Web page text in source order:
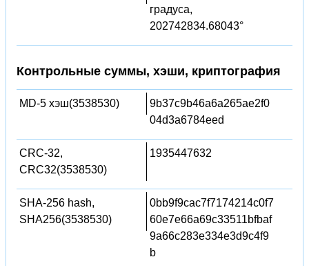
градуса,
202742834.68043°
Контрольные суммы, хэши, криптография
MD-5 хэш(3538530)
9b37c9b46a6a265ae2f0
04d3a6784eed
CRC-32,
CRC32(3538530)
1935447632
SHA-256 hash,
SHA256(3538530)
0bb9f9cac7f7174214c0f7
60e7e66a69c33511bfbaf
9a66c283e334e3d9c4f9
b